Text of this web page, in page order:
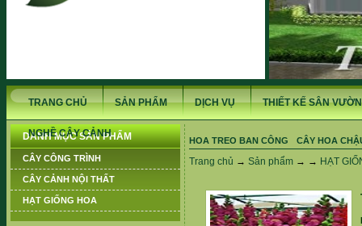
TRANG CHỦ SẢN PHẨM DỊCH VỤ THIẾT KẾ SÂN VƯỜN
NGHỀ CÂY CẢNH
DANH MỤC SẢN PHẨM
CÂY CÔNG TRÌNH
CÂY CẢNH NỘI THẤT
HẠT GIỐNG HOA
HOA TREO BAN CÔNG CÂY HOA
Trang chủ → Sản phẩm → → HẠT